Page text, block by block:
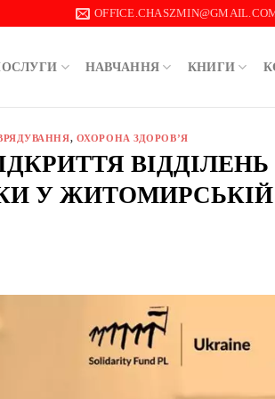
НАВЧАННЯ КНИГИ
, ОХОРОНА ЗДОРОВ’Я
ВІДДІЛЕНЬ
У ЖИТОМИРСЬКІЙ